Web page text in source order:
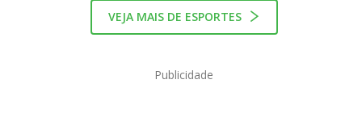
VEJA MAIS DE ESPORTES
Publicidade